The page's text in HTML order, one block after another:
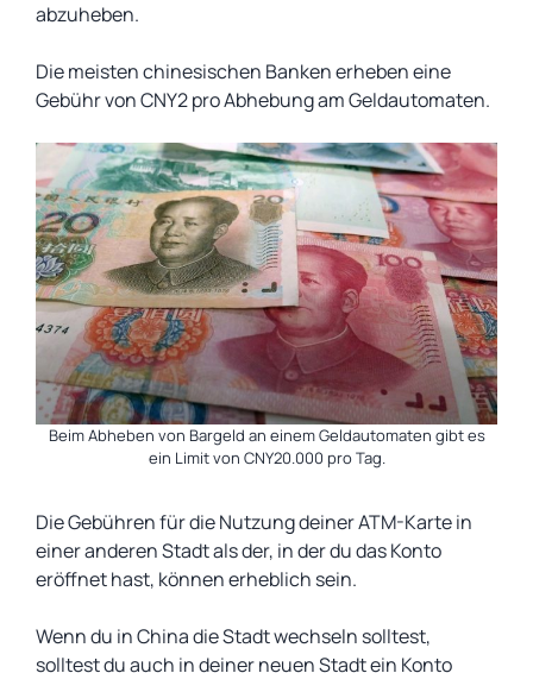
abzuheben.
Die meisten chinesischen Banken erheben eine
Gebühr von CNY2 pro Abhebung am Geldautomaten.
Beim Abheben von Bargeld an einem Geldautomaten gibt es
ein Limit von CNY20.000 pro Tag.
Die Gebühren für die Nutzung deiner ATM-Karte in
einer anderen Stadt als der, in der du das Konto
eröffnet hast, können erheblich sein.
Wenn du in China die Stadt wechseln solltest,
solltest du auch in deiner neuen Stadt ein Konto